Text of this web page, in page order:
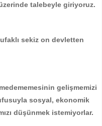
talebeyle giriyoruz.
sekiz on devletten
gelişmemizi
sosyal, ekonomik
düşünmek istemiyorlar.